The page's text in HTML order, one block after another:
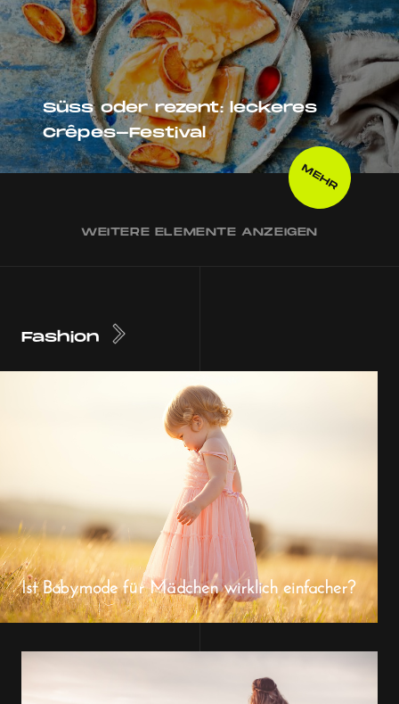
Süss oder rezent: leckeres
Crêpes-Festival
MEHR
WEITERE ELEMENTE ANZEIGEN
Fashion
Ist Babymode für Mädchen wirklich einfacher?